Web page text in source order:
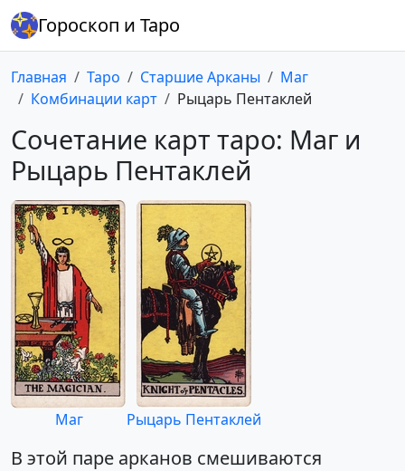
Гороскоп и Таро
Главная Таро Старшие Арканы
Маг
Комбинации карт
Рыцарь Пентаклей
Сочетание карт таро: Маг и
Рыцарь Пентаклей
Маг Рыцарь Пентаклей
В этой паре арканов смешиваются